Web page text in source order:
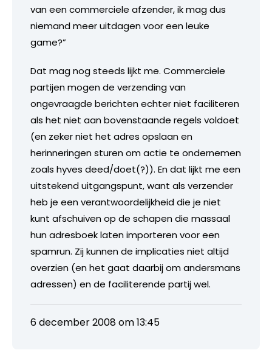
van een commerciele afzender, ik mag dus
niemand meer uitdagen voor een leuke
game?”
Dat mag nog steeds lijkt me. Commerciele
partijen mogen de verzending van
ongevraagde berichten echter niet faciliteren
als het niet aan bovenstaande regels voldoet
(en zeker niet het adres opslaan en
herinneringen sturen om actie te ondernemen
zoals hyves deed/doet(?)). En dat lijkt me een
uitstekend uitgangspunt, want als verzender
heb je een verantwoordelijkheid die je niet
kunt afschuiven op de schapen die massaal
hun adresboek laten importeren voor een
spamrun. Zij kunnen de implicaties niet altijd
overzien (en het gaat daarbij om andersmans
adressen) en de faciliterende partij wel.
6 december 2008 om 13:45